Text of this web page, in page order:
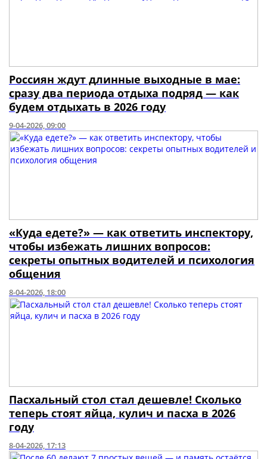
Россиян ждут длинные выходные в мае:
сразу два периода отдыха подряд — как
будем отдыхать в 2026 году
9-04-2026, 09:00
«Куда едете?» — как ответить инспектору,
чтобы избежать лишних вопросов:
секреты опытных водителей и психология
общения
8-04-2026, 18:00
Пасхальный стол стал дешевле! Сколько
теперь стоят яйца, кулич и пасха в 2026
году
8-04-2026, 17:13